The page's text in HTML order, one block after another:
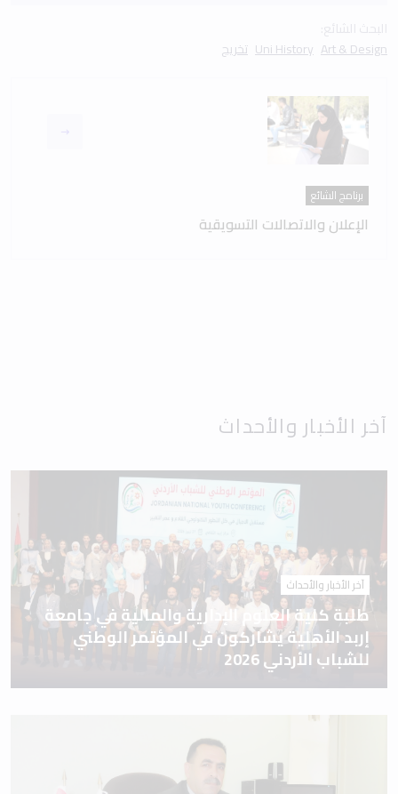
Art & Design
Uni History تخريج
برنامج الشائع
الإعلان والاتصالات التسويقية
آخر الأخبار والأحداث
آخر الأخبار والأحداث
طلبة كلية العلوم الإدارية والمالية في جامعة
إربد الأهلية يشاركون في المؤتمر الوطني
للشباب الأردني 2026